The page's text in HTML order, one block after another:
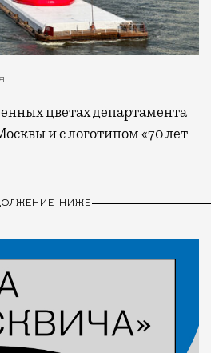
цветах департамента
и с логотипом «70 лет
НИЖЕ